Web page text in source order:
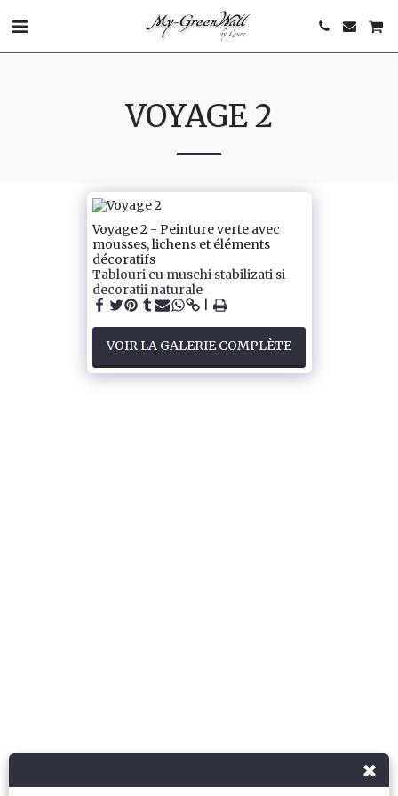
VOYAGE 2
Voyage 2 - Peinture verte avec
mousses, lichens et éléments
décoratifs
Tablouri cu muschi stabilizati si
decoratii naturale
VOIR LA GALERIE COMPLÈTE